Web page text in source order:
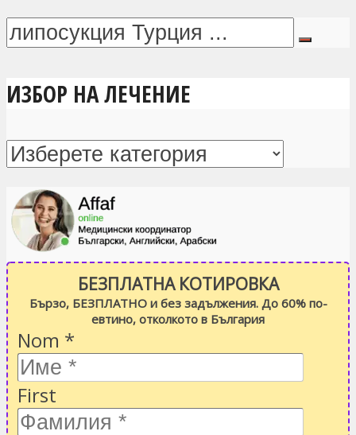
ИЗБОР НА ЛЕЧЕНИЕ
БЕЗПЛАТНА КОТИРОВКА
Бързо, БЕЗПЛАТНО и без задължения. До 60% по-
евтино, отколкото в България
Nom *
First